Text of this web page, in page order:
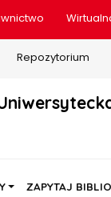
Repozytorium
ZAPYTAJ